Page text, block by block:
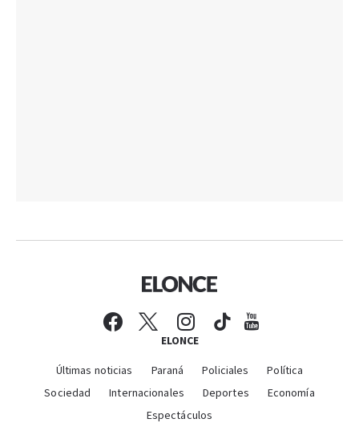
ELONCE
Últimas noticias Paraná Policiales
Política
Sociedad
Internacionales Deportes
Economía
Espectáculos